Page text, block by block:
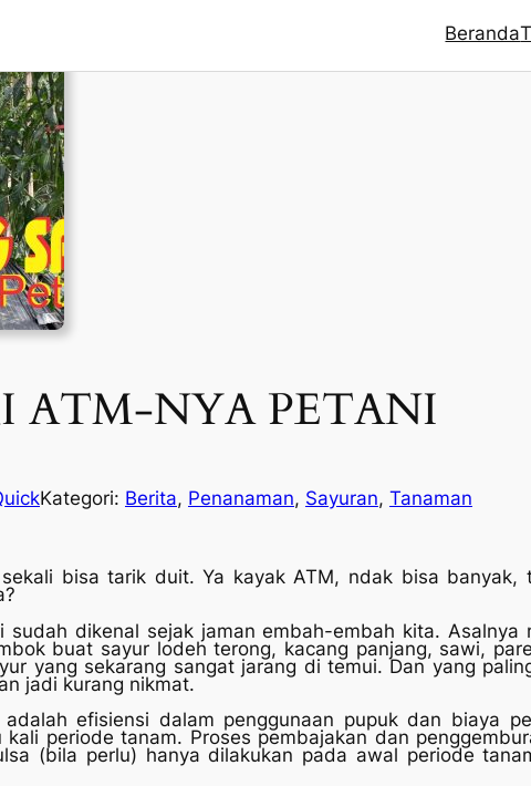
Beranda
ATM-NYA PETANI
Kategori: Berita, Penanaman, Sayuran, Tanaman
bisa tarik duit. Ya kayak ATM, ndak bisa banyak,
sudah dikenal sejak jaman embah-embah kita.
buat sayur lodeh terong, kacang panjang, sawi,
yang sekarang sangat jarang di temui. Dan yang
jadi kurang nikmat.
efisiensi dalam penggunaan pupuk dan biaya
periode tanam. Proses pembajakan dan
(bila perlu) hanya dilakukan pada awal periode